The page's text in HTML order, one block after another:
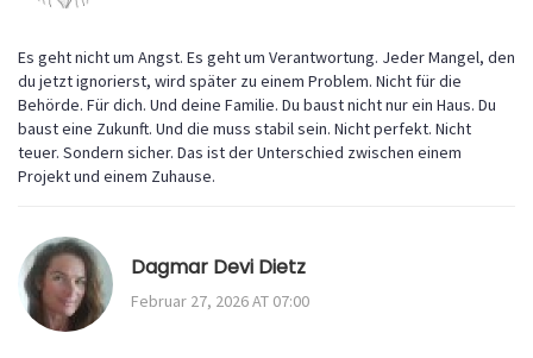
Es geht nicht um Angst. Es geht um Verantwortung. Jeder Mangel, den
du jetzt ignorierst, wird später zu einem Problem. Nicht für die
Behörde. Für dich. Und deine Familie. Du baust nicht nur ein Haus. Du
baust eine Zukunft. Und die muss stabil sein. Nicht perfekt. Nicht
teuer. Sondern sicher. Das ist der Unterschied zwischen einem
Projekt und einem Zuhause.
Dagmar Devi Dietz
Februar 27, 2026 AT 07:00